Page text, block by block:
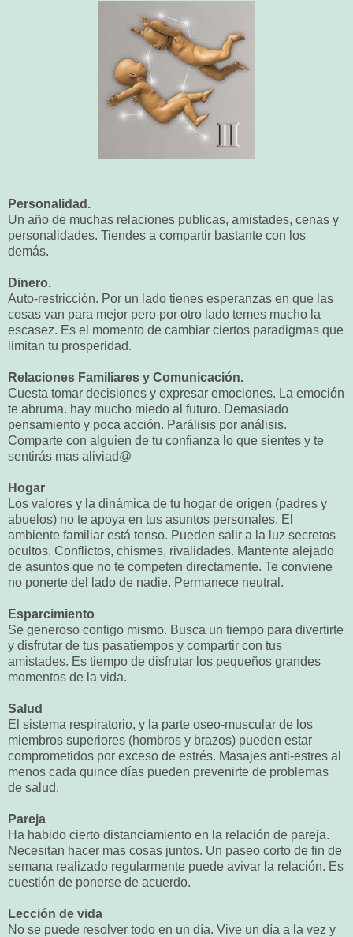
Personalidad.
Un año de muchas relaciones publicas, amistades, cenas y
personalidades. Tiendes a compartir bastante con los
demás.
Dinero.
Auto-restricción. Por un lado tienes esperanzas en que las
cosas van para mejor pero por otro lado temes mucho la
escasez. Es el momento de cambiar ciertos paradigmas que
limitan tu prosperidad.
Relaciones Familiares y Comunicación.
Cuesta tomar decisiones y expresar emociones. La emoción
te abruma. hay mucho miedo al futuro. Demasiado
pensamiento y poca acción. Parálisis por análisis.
Comparte con alguien de tu confianza lo que sientes y te
sentirás mas aliviad@
Hogar
Los valores y la dinámica de tu hogar de origen (padres y
abuelos) no te apoya en tus asuntos personales. El
ambiente familiar está tenso. Pueden salir a la luz secretos
ocultos. Conflictos, chismes, rivalidades. Mantente alejado
de asuntos que no te competen directamente. Te conviene
no ponerte del lado de nadie. Permanece neutral.
Esparcimiento
Se generoso contigo mismo. Busca un tiempo para divertirte
y disfrutar de tus pasatiempos y compartir con tus
amistades. Es tiempo de disfrutar los pequeños grandes
momentos de la vida.
Salud
El sistema respiratorio, y la parte oseo-muscular de los
miembros superiores (hombros y brazos) pueden estar
comprometidos por exceso de estrés. Masajes anti-estres al
menos cada quince días pueden prevenirte de problemas
de salud.
Pareja
Ha habido cierto distanciamiento en la relación de pareja.
Necesitan hacer mas cosas juntos. Un paseo corto de fin de
semana realizado regularmente puede avivar la relación. Es
cuestión de ponerse de acuerdo.
Lección de vida
No se puede resolver todo en un día. Vive un día a la vez y